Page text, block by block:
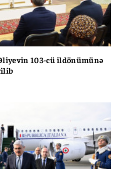
103-cü ildönümünə